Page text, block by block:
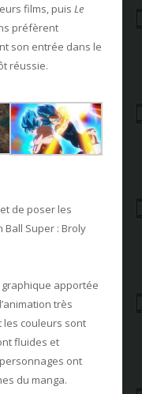
films, puis Le
préfèrent
son entrée dans le
réussie.
de poser les
Ball Super : Broly
graphique apportée
très
les couleurs sont
fluides et
ont
du manga.